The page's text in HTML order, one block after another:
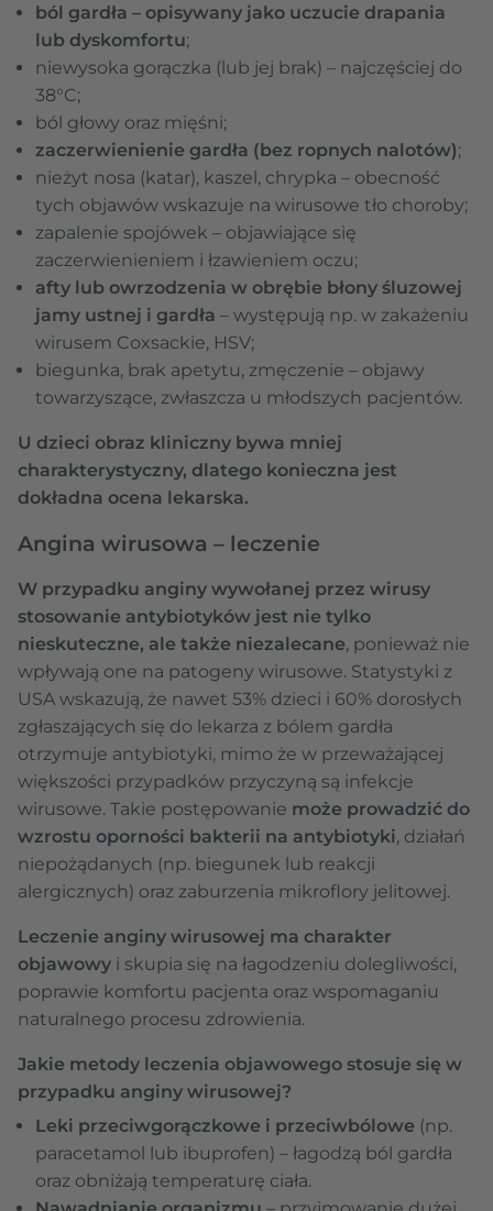
ból gardła – opisywany jako uczucie drapania
lub dyskomfortu;
niewysoka gorączka (lub jej brak) – najczęściej do
38°C;
ból głowy oraz mięśni;
zaczerwienienie gardła (bez ropnych nalotów);
nieżyt nosa (katar), kaszel, chrypka – obecność
tych objawów wskazuje na wirusowe tło choroby;
zapalenie spojówek – objawiające się
zaczerwienieniem i łzawieniem oczu;
afty lub owrzodzenia w obrębie błony śluzowej
jamy ustnej i gardła – występują np. w zakażeniu
wirusem Coxsackie, HSV;
biegunka, brak apetytu, zmęczenie – objawy
towarzyszące, zwłaszcza u młodszych pacjentów.
U dzieci obraz kliniczny bywa mniej
charakterystyczny, dlatego konieczna jest
dokładna ocena lekarska.
Angina wirusowa – leczenie
W przypadku anginy wywołanej przez wirusy
stosowanie antybiotyków jest nie tylko
nieskuteczne, ale także niezalecane, ponieważ nie
wpływają one na patogeny wirusowe. Statystyki z
USA wskazują, że nawet 53% dzieci i 60% dorosłych
zgłaszających się do lekarza z bólem gardła
otrzymuje antybiotyki, mimo że w przeważającej
większości przypadków przyczyną są infekcje
wirusowe. Takie postępowanie może prowadzić do
wzrostu oporności bakterii na antybiotyki, działań
niepożądanych (np. biegunek lub reakcji
alergicznych) oraz zaburzenia mikroflory jelitowej.
Leczenie anginy wirusowej ma charakter
objawowy i skupia się na łagodzeniu dolegliwości,
poprawie komfortu pacjenta oraz wspomaganiu
naturalnego procesu zdrowienia.
Jakie metody leczenia objawowego stosuje się w
przypadku anginy wirusowej?
Leki przeciwgorączkowe i przeciwbólowe (np.
paracetamol lub ibuprofen) – łagodzą ból gardła
oraz obniżają temperaturę ciała.